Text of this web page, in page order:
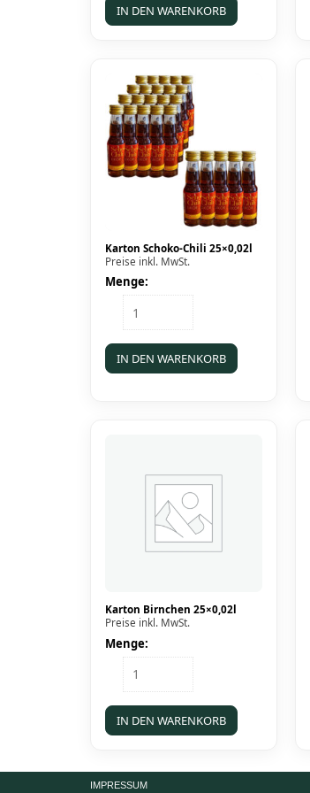
(Rum/Vanille)
0,5l
IN DEN WARENKORB
Karton Schoko-Chili 25×0,02l
Preise inkl. MwSt.
Menge:
Karton
Schoko-
25x0,02l
Menge
IN DEN WARENKORB
Karton Birnchen 25×0,02l
Preise inkl. MwSt.
Menge:
Karton
Birnchen
Menge
IN DEN WARENKORB
IMPRESSUM